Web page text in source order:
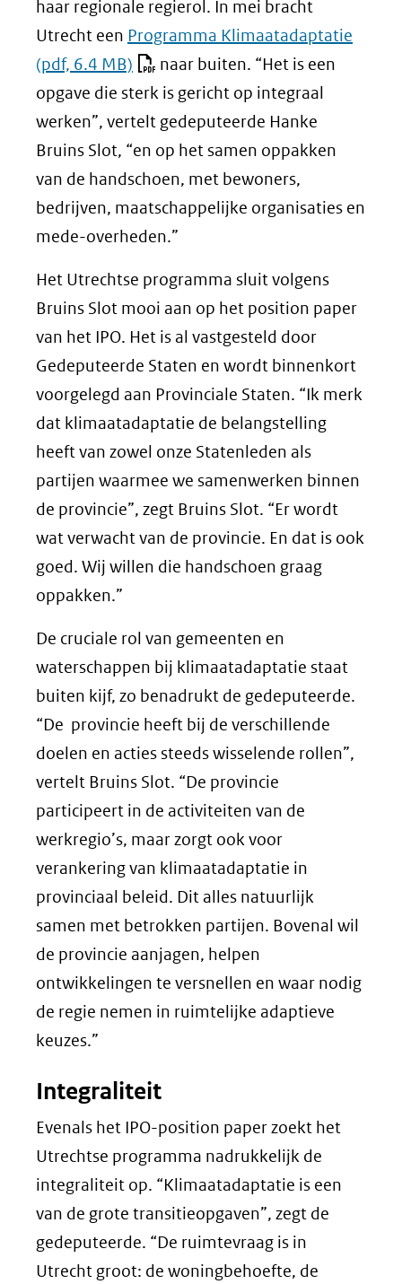
haar regionale regierol. In mei bracht
Utrecht een Programma Klimaatadaptatie
(pdf, 6.4 MB)
naar buiten. “Het is een
opgave die sterk is gericht op integraal
werken”, vertelt gedeputeerde Hanke
Bruins Slot, “en op het samen oppakken
van de handschoen, met bewoners,
bedrijven, maatschappelijke organisaties en
mede-overheden.”
Het Utrechtse programma sluit volgens
Bruins Slot mooi aan op het position paper
van het IPO. Het is al vastgesteld door
Gedeputeerde Staten en wordt binnenkort
voorgelegd aan Provinciale Staten. “Ik merk
dat klimaatadaptatie de belangstelling
heeft van zowel onze Statenleden als
partijen waarmee we samenwerken binnen
de provincie”, zegt Bruins Slot. “Er wordt
wat verwacht van de provincie. En dat is ook
goed. Wij willen die handschoen graag
oppakken.”
De cruciale rol van gemeenten en
waterschappen bij klimaatadaptatie staat
buiten kijf, zo benadrukt de gedeputeerde.
“De provincie heeft bij de verschillende
doelen en acties steeds wisselende rollen”,
vertelt Bruins Slot. “De provincie
participeert in de activiteiten van de
werkregio’s, maar zorgt ook voor
verankering van klimaatadaptatie in
provinciaal beleid. Dit alles natuurlijk
samen met betrokken partijen. Bovenal wil
de provincie aanjagen, helpen
ontwikkelingen te versnellen en waar nodig
de regie nemen in ruimtelijke adaptieve
keuzes.”
Integraliteit
Evenals het IPO-position paper zoekt het
Utrechtse programma nadrukkelijk de
integraliteit op. “Klimaatadaptatie is een
van de grote transitieopgaven”, zegt de
gedeputeerde. “De ruimtevraag is in
Utrecht groot: de woningbehoefte, de